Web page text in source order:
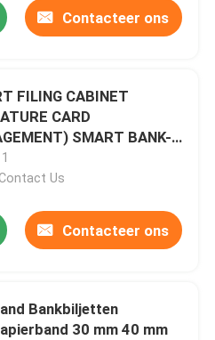
Contacteer ons
FILING CABINET
CARD
SMART BANK-
Us
Contacteer ons
Bankbiljetten
30 mm 40 mm